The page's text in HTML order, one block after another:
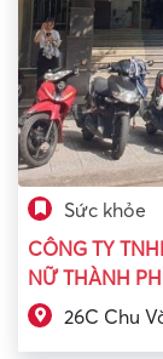
Sức khỏe
CÔNG TY
NỮ THÀNH
26C Chu